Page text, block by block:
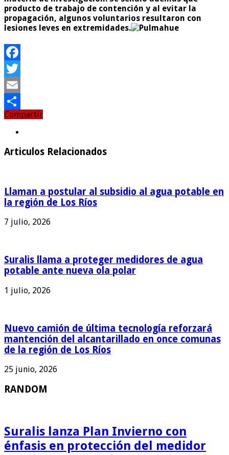
producto de trabajo de contención y al evitar la
propagación, algunos voluntarios resultaron con
lesiones leves en extremidades.
Facebook
Twitter
Email
Compartir
Compartir
Articulos Relacionados
Llaman a postular al subsidio al agua potable en
la región de Los Ríos
7 julio, 2026
Suralis llama a proteger medidores de agua
potable ante nueva ola polar
1 julio, 2026
Nuevo camión de última tecnología reforzará
mantención del alcantarillado en once comunas
de la región de Los Ríos
25 junio, 2026
RANDOM
Suralis lanza Plan Invierno con
énfasis en protección del medidor